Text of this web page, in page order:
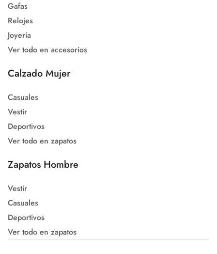
Gafas
Relojes
Joyería
Ver todo en accesorios
Calzado Mujer
Casuales
Vestir
Deportivos
Ver todo en zapatos
Zapatos Hombre
Vestir
Casuales
Deportivos
Ver todo en zapatos